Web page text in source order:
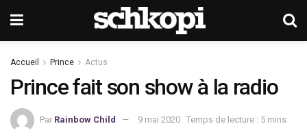
Accueil Prince Actus
Prince fait son show à la radio
Par Rainbow Child 9 mai 2020 Temps de lecture : 5 mins